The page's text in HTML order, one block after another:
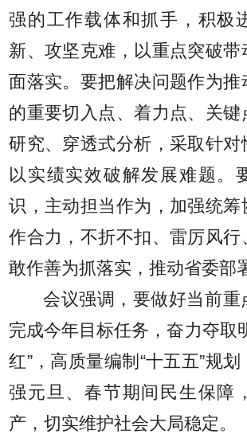
强的工作载体和抓手，积极
新、攻坚克难，以重点突破带
面落实。要把解决问题作为推
的重要切入点、着力点、关键
研究、穿透式分析，采取针对
以实绩实效破解发展难题。
识，主动担当作为，加强统筹
作合力，不折不扣、雷厉风行
敢作善为抓落实，推动省委部
会议强调，要做好当前重
完成今年目标任务，奋力夺取
红”，高质量编制“十五五”规
强元旦、春节期间民生保障
产，切实维护社会大局稳定。